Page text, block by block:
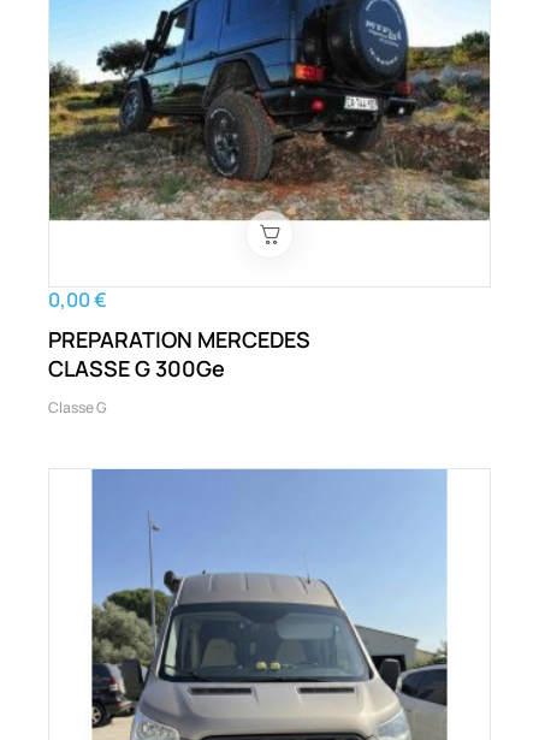
0,00 €
PREPARATION MERCEDES
CLASSE G 300Ge
Classe G